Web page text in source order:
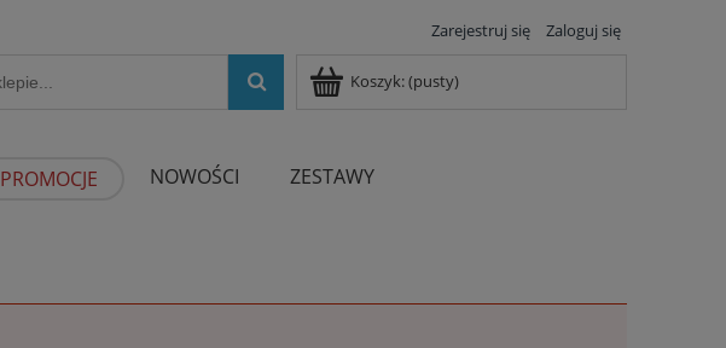
Zarejestruj się Zaloguj się
Koszyk:(pusty)
PROMOCJE NOWOŚCI ZESTAWY